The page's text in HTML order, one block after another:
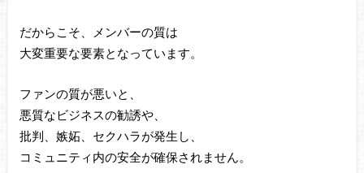
だからこそ、メンバーの質は
大変重要な要素となっています。
ファンの質が悪いと、
悪質なビジネスの勧誘や、
批判、嫉妬、セクハラが発生し、
コミュニティ内の安全が確保されません。